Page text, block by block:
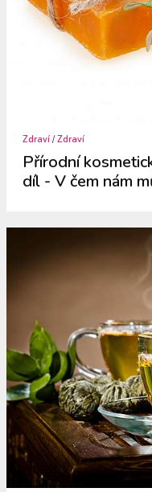
Zdraví /Zdraví
Přírodní
díl - V čem nám